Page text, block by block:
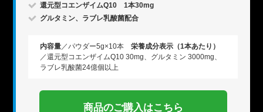
還元型コエンザイムQ10 1本30mg
グルタミン、ラブレ乳酸菌配合
内容量／パウダー5g×10本 栄養成分表示（1本あたり）
／還元型コエンザイムQ10 30mg、グルタミン 3000mg、
ラブレ乳酸菌24億個以上
商品のご購入はこちら